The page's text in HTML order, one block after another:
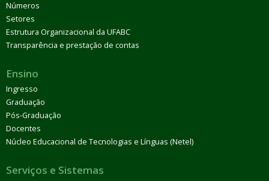
Números
Setores
Estrutura Organizacional da UFABC
Transparência e prestação de contas
Ensino
Ingresso
Graduação
Pós-Graduação
Docentes
Núcleo Educacional de Tecnologias e Línguas (Netel)
Serviços e Sistemas